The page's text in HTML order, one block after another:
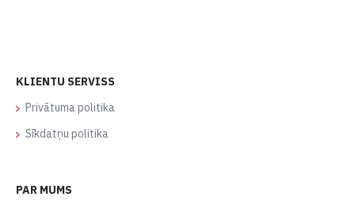
KLIENTU SERVISS
Privātuma politika
Sīkdatņu politika
PAR MUMS